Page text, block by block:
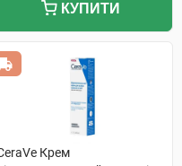
КУПИТИ
Крем